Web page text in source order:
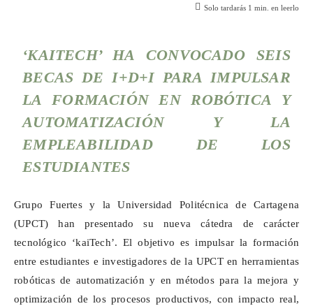
Solo tardarás 1 min. en leerlo
‘KAITECH’ HA CONVOCADO SEIS
BECAS DE I+D+I PARA IMPULSAR
LA FORMACIÓN EN ROBÓTICA Y
AUTOMATIZACIÓN Y LA
EMPLEABILIDAD DE LOS
ESTUDIANTES
Grupo Fuertes y la Universidad Politécnica de Cartagena
(UPCT) han presentado su nueva cátedra de carácter
tecnológico ‘kaiTech’. El objetivo es impulsar la formación
entre estudiantes e investigadores de la UPCT en herramientas
robóticas de automatización y en métodos para la mejora y
optimización de los procesos productivos, con impacto real,